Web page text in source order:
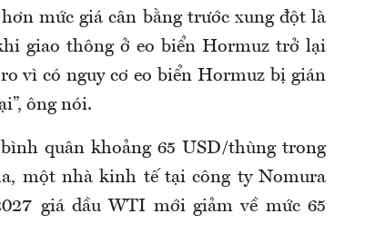
mức giá cân bằng trước xung đột là
giao thông ở eo biển Hormuz trở lại
vì có nguy cơ eo biển Hormuz bị gián
ông nói.
quân khoảng 65 USD/thùng trong
một nhà kinh tế tại công ty Nomura
giá dầu WTI mới giảm về mức 65